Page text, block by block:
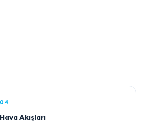
04
Hava Akışları